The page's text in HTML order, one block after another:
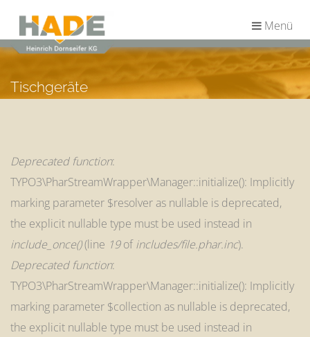
Menü
Tischgeräte
Deprecated function:
TYPO3\PharStreamWrapper\Manager::initialize(): Implicitly
marking parameter $resolver as nullable is deprecated,
the explicit nullable type must be used instead in
include_once()(line 19ofincludes/file.phar.inc).
Deprecated function:
TYPO3\PharStreamWrapper\Manager::initialize(): Implicitly
marking parameter $collection as nullable is deprecated,
the explicit nullable type must be used instead in